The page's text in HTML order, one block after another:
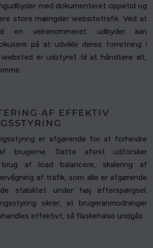
med dokumenteret oppetid og
store mængder websitetrafik. Ved at
en velrenommeret udbyder kan
på at udvikle deres forretning i
er udstyret til at håndtere alt,
AF EFFEKTIV
er afgørende for at forhindre
af brugerne. Dette afsnit udforsker
af load balancere, skalering af
af trafik, som alle er afgørende
stabilitet under høj efterspørgsel.
sikrer, at brugeranmodninger
effektivt, så flaskehalse undgås.